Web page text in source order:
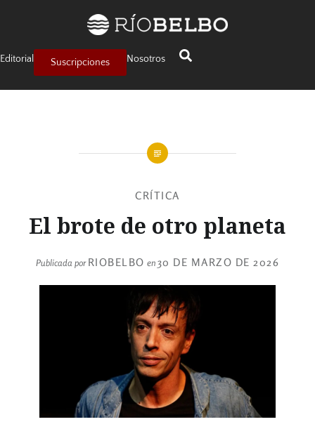
Editorial Suscripciones Nosotros
CRÍTICA
El brote de otro planeta
Publicada porRIOBELBO en30 DE MARZO DE 2026